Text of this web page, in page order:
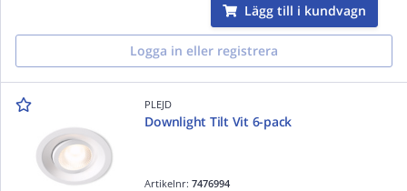
Lägg till i kundvagn
Logga in eller registrera
PLEJD
Downlight Tilt Vit 6-pack
Artikelnr:7476994